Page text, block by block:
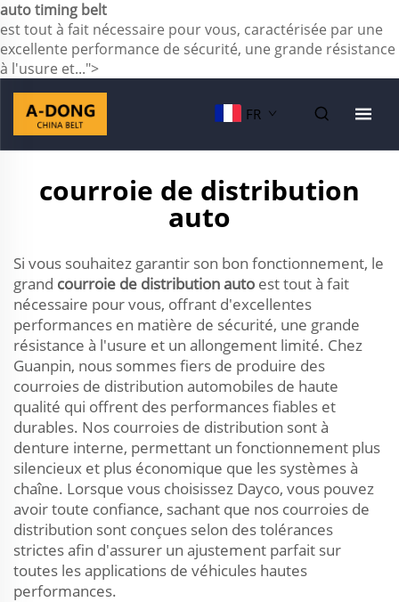
auto timing belt
est tout à fait nécessaire pour vous, caractérisée par une
excellente performance de sécurité, une grande résistance
à l'usure et...">
FR
courroie de distribution
auto
Si vous souhaitez garantir son bon fonctionnement, le
grand courroie de distribution auto est tout à fait
nécessaire pour vous, offrant d'excellentes
performances en matière de sécurité, une grande
résistance à l'usure et un allongement limité. Chez
Guanpin, nous sommes fiers de produire des
courroies de distribution automobiles de haute
qualité qui offrent des performances fiables et
durables. Nos courroies de distribution sont à
denture interne, permettant un fonctionnement plus
silencieux et plus économique que les systèmes à
chaîne. Lorsque vous choisissez Dayco, vous pouvez
avoir toute confiance, sachant que nos courroies de
distribution sont conçues selon des tolérances
strictes afin d'assurer un ajustement parfait sur
toutes les applications de véhicules hautes
performances.